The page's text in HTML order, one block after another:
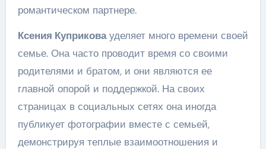
романтическом партнере.
Ксения Куприковауделяет много времени своей
семье. Она часто проводит время со своими
родителями и братом, и они являются ее
главной опорой и поддержкой. На своих
страницах в социальных сетях она иногда
публикует фотографии вместе с семьей,
демонстрируя теплые взаимоотношения и